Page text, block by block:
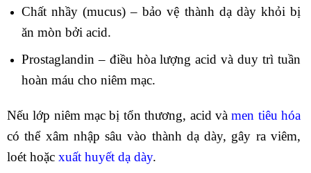
Chất nhầy (mucus) – bảo vệ thành dạ dày khỏi bị
ăn mòn bởi acid.
Prostaglandin – điều hòa lượng acid và duy trì tuần
hoàn máu cho niêm mạc.
Nếu lớp niêm mạc bị tổn thương, acid vàmen tiêu hóa
có thể xâm nhập sâu vào thành dạ dày, gây ra viêm,
loét hoặc xuất huyết dạ dày.